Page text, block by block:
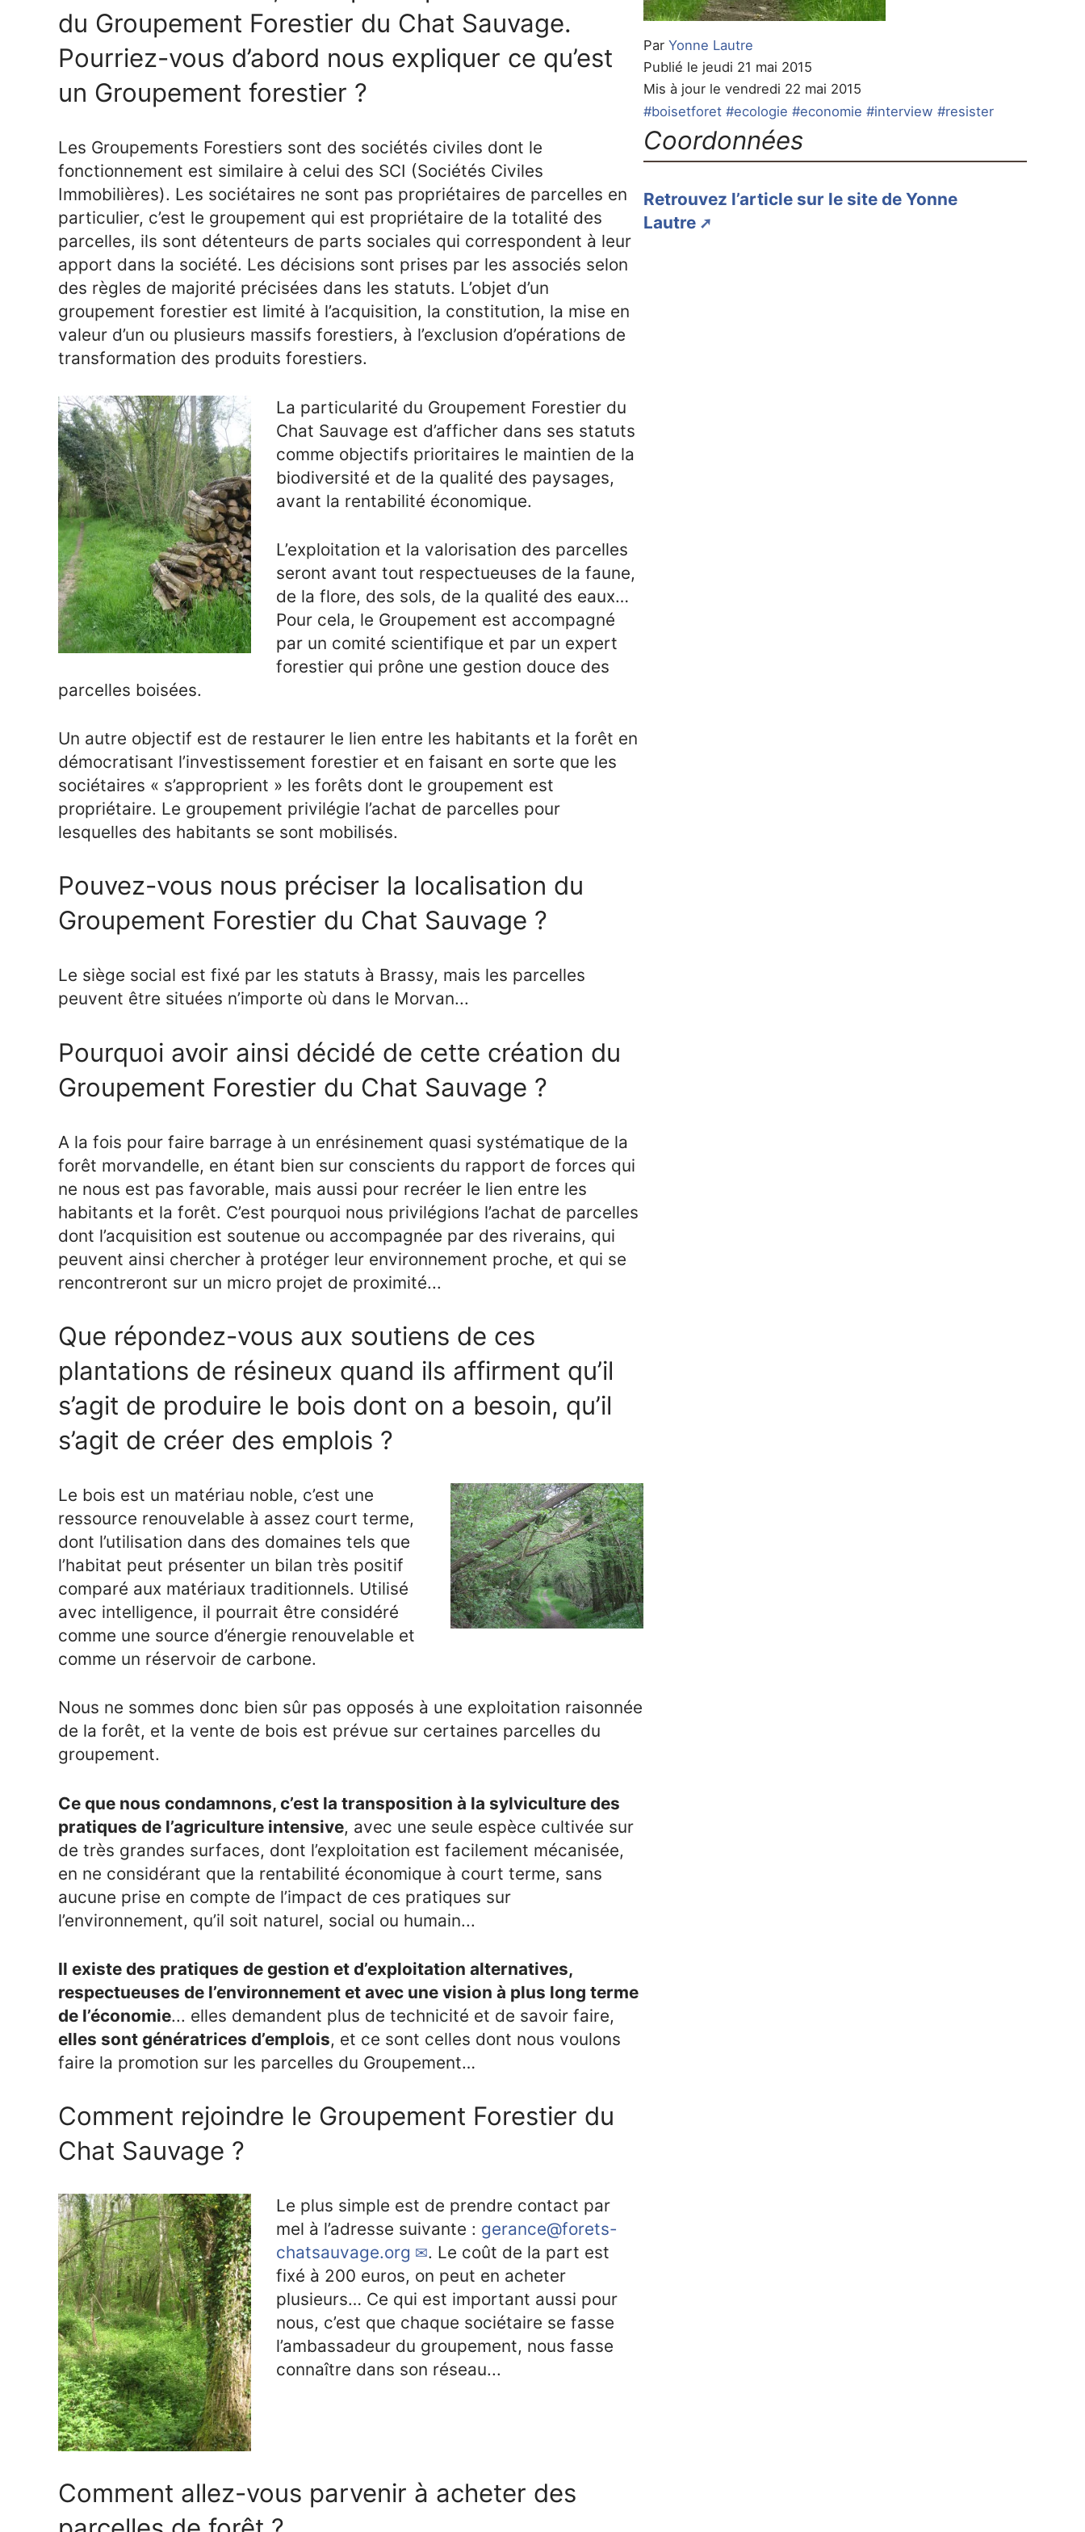
du Groupement Forestier du Chat Sauvage.
Pourriez-vous d’abord nous expliquer ce qu’est
un Groupement forestier ?
Les Groupements Forestiers sont des sociétés civiles dont le
fonctionnement est similaire à celui des SCI (Sociétés Civiles
Immobilières). Les sociétaires ne sont pas propriétaires de parcelles en
particulier, c’est le groupement qui est propriétaire de la totalité des
parcelles, ils sont détenteurs de parts sociales qui correspondent à leur
apport dans la société. Les décisions sont prises par les associés selon
des règles de majorité précisées dans les statuts. L’objet d’un
groupement forestier est limité à l’acquisition, la constitution, la mise en
valeur d’un ou plusieurs massifs forestiers, à l’exclusion d’opérations de
transformation des produits forestiers.
La particularité du Groupement Forestier du
Chat Sauvage est d’afficher dans ses statuts
comme objectifs prioritaires le maintien de la
biodiversité et de la qualité des paysages,
avant la rentabilité économique.
L’exploitation et la valorisation des parcelles
seront avant tout respectueuses de la faune,
de la flore, des sols, de la qualité des eaux…
Pour cela, le Groupement est accompagné
par un comité scientifique et par un expert
forestier qui prône une gestion douce des
parcelles boisées.
Un autre objectif est de restaurer le lien entre les habitants et la forêt en
démocratisant l’investissement forestier et en faisant en sorte que les
sociétaires « s’approprient » les forêts dont le groupement est
propriétaire. Le groupement privilégie l’achat de parcelles pour
lesquelles des habitants se sont mobilisés.
Pouvez-vous nous préciser la localisation du
Groupement Forestier du Chat Sauvage ?
Le siège social est fixé par les statuts à Brassy, mais les parcelles
peuvent être situées n’importe où dans le Morvan...
Pourquoi avoir ainsi décidé de cette création du
Groupement Forestier du Chat Sauvage ?
A la fois pour faire barrage à un enrésinement quasi systématique de la
forêt morvandelle, en étant bien sur conscients du rapport de forces qui
ne nous est pas favorable, mais aussi pour recréer le lien entre les
habitants et la forêt. C’est pourquoi nous privilégions l’achat de parcelles
dont l’acquisition est soutenue ou accompagnée par des riverains, qui
peuvent ainsi chercher à protéger leur environnement proche, et qui se
rencontreront sur un micro projet de proximité...
Que répondez-vous aux soutiens de ces
plantations de résineux quand ils affirment qu’il
s’agit de produire le bois dont on a besoin, qu’il
s’agit de créer des emplois ?
Le bois est un matériau noble, c’est une
ressource renouvelable à assez court terme,
dont l’utilisation dans des domaines tels que
l’habitat peut présenter un bilan très positif
comparé aux matériaux traditionnels. Utilisé
avec intelligence, il pourrait être considéré
comme une source d’énergie renouvelable et
comme un réservoir de carbone.
Nous ne sommes donc bien sûr pas opposés à une exploitation raisonnée
de la forêt, et la vente de bois est prévue sur certaines parcelles du
groupement.
Ce que nous condamnons, c’est la transposition à la sylviculture des
pratiques de l’agriculture intensive, avec une seule espèce cultivée sur
de très grandes surfaces, dont l’exploitation est facilement mécanisée,
en ne considérant que la rentabilité économique à court terme, sans
aucune prise en compte de l’impact de ces pratiques sur
l’environnement, qu’il soit naturel, social ou humain...
Il existe des pratiques de gestion et d’exploitation alternatives,
respectueuses de l’environnement et avec une vision à plus long terme
de l’économie... elles demandent plus de technicité et de savoir faire,
elles sont génératrices d’emplois, et ce sont celles dont nous voulons
faire la promotion sur les parcelles du Groupement…
Comment rejoindre le Groupement Forestier du
Chat Sauvage ?
Le plus simple est de prendre contact par
mel à l’adresse suivante : gerance@forets-
chatsauvage.org
. Le coût de la part est
fixé à 200 euros, on peut en acheter
plusieurs… Ce qui est important aussi pour
nous, c’est que chaque sociétaire se fasse
l’ambassadeur du groupement, nous fasse
connaître dans son réseau...
Comment allez-vous parvenir à acheter des
Par Yonne Lautre
Publié le jeudi 21 mai 2015
Mis à jour le vendredi 22 mai 2015
#boisetforet #ecologie #economie #interview #resister
Coordonnées
Retrouvez l’article sur le site de Yonne
Lautre